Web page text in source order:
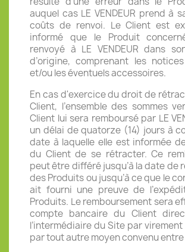
auquel cas LE VENDEUR prend à
coûts de renvoi. Le Client est
informé que le Produit
renvoyé à LE VENDEUR dans
d’origine, comprenant les
et/ou les éventuels accessoires.
En cas d'exercice du droit de
Client, l’ensemble des sommes
Client lui sera remboursé par LE
un délai de quatorze (14) jours à
date à laquelle elle est informée
du Client de se rétracter. Ce
peut être différé jusqu’à la date de
des Produits ou jusqu’à ce que le
ait fourni une preuve de
Produits. Le remboursement sera
compte bancaire du Client
l’intermédiaire du Site par
par tout autre moyen convenu